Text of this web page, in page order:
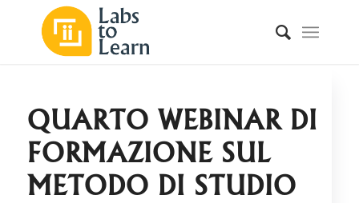
QUARTO WEBINAR DI
FORMAZIONE SUL
METODO DI STUDIO